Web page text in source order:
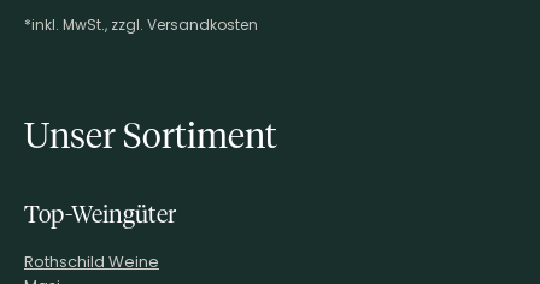
Footer-Menü
*inkl. MwSt., zzgl. Versandkosten
Unser Sortiment
Top-Weingüter
Rothschild Weine